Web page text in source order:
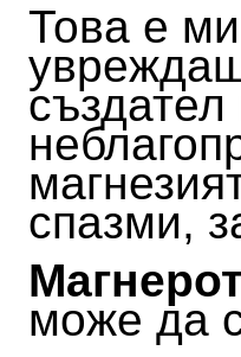
Това е
спазми,
Магнерот
може да